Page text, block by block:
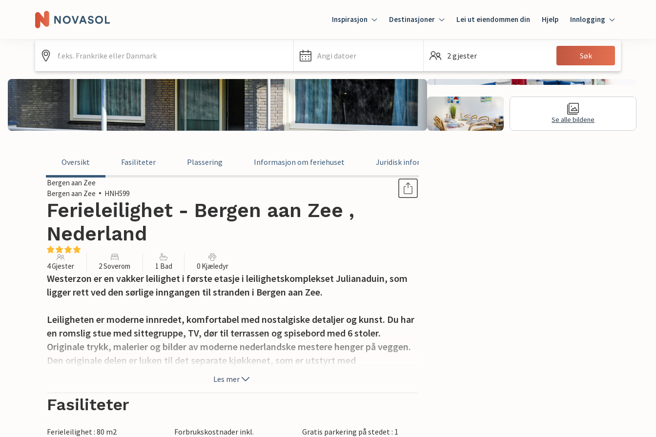
Inspirasjon Destinasjoner Lei ut eiendommen din Hjelp Innlogging
Innlogging
Gjest
Angi datoer 2 gjester Søk
Se alle bildene
Oversikt Fasiliteter Plassering Informasjon om feriehuset Juridisk informasjon
Bergen aan Zee
Bergen aan Zee
HNH599
Ferieleilighet - Bergen aan Zee ,
Nederland
4 Gjester 2 Soverom 1 Bad 0 Kjæledyr
Westerzon er en vakker leilighet i første etasje i leilighetskomplekset Julianaduin, som
ligger rett ved den sørlige inngangen til stranden i Bergen aan Zee.
Leiligheten er moderne innredet, komfortabel med nostalgiske detaljer og kunst. Du har
en romslig stue med sittegruppe, TV, dør til terrassen og spisebord med 6 stoler.
Originale trykk, malerier og bilder av moderne nederlandske mestere henger på veggen.
Den originale delen er luken til det separate kjøkkenet, som er utstyrt med
oppvaskmaskin, komfyr, kjøleskap, stekeovn, mikrobølgeovn, kaffetrakter, vannkoker
kan sengene skyves fra hverandre. Fra det første soverommet kommer du inn på den
Les mer
Fasiliteter
Ferieleilighet : 80 m2 Forbrukskostnader inkl.
Gratis parkering på stedet : 1